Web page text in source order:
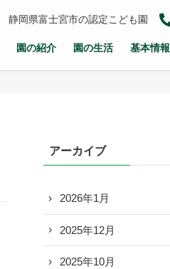
園の紹介 園の生活 基本情報
静岡県富士宮市の認定こども園
アーカイブ
2026年1月
2025年12月
2025年10月